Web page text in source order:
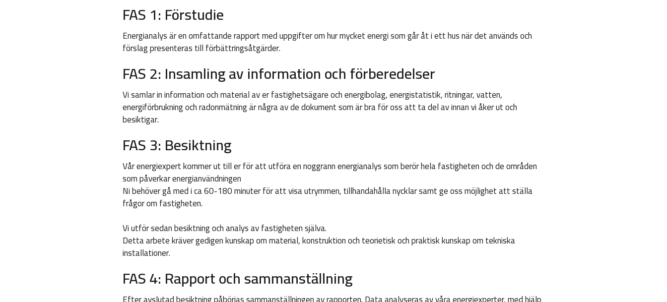
FAS 1: Förstudie
Energianalys är en omfattande rapport med uppgifter om hur mycket energi som går åt i ett hus när det används och
förslag presenteras till förbättringsåtgärder.
FAS 2: Insamling av information och förberedelser
Vi samlar in information och material av er fastighetsägare och energibolag, energistatistik, ritningar, vatten,
energiförbrukning och radonmätning är några av de dokument som är bra för oss att ta del av innan vi åker ut och
besiktigar.
FAS 3: Besiktning
Vår energiexpert kommer ut till er för att utföra en noggrann energianalys som berör hela fastigheten och de områden
som påverkar energianvändningen
Ni behöver gå med i ca 60-180 minuter för att visa utrymmen, tillhandahålla nycklar samt ge oss möjlighet att ställa
frågor om fastigheten.
Vi utför sedan besiktning och analys av fastigheten själva.
Detta arbete kräver gedigen kunskap om material, konstruktion och teorietisk och praktisk kunskap om tekniska
installationer.
FAS 4: Rapport och sammanställning